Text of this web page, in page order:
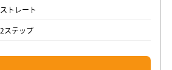
ストレート
2ステップ